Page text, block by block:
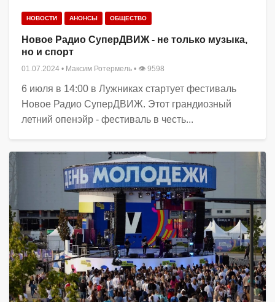
НОВОСТИ АНОНСЫ ОБЩЕСТВО
Новое Радио СуперДВИЖ - не только музыка,
но и спорт
01.07.2024 • Максим Ротермель • 👁 9598
6 июля в 14:00 в Лужниках стартует фестиваль
Новое Радио СуперДВИЖ. Этот грандиозный
летний опенэйр - фестиваль в честь...